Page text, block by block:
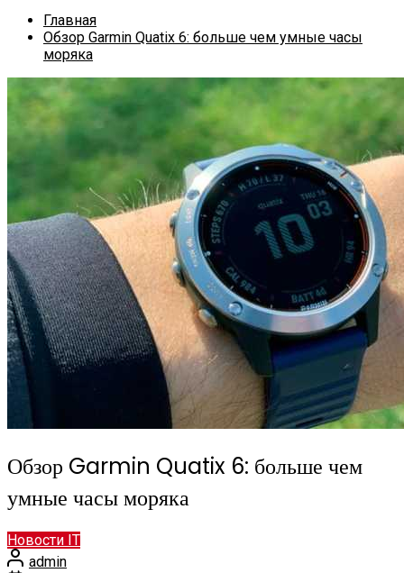
Главная
Обзор Garmin Quatix 6: больше чем умные часы
моряка
Обзор Garmin Quatix 6: больше чем
умные часы моряка
Новости IT
admin